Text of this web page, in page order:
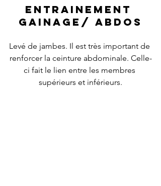
Entrainement
gainage/ abdos
Levé de jambes. Il est très important de
renforcer la ceinture abdominale. Celle-
ci fait le lien entre les membres
supérieurs et inférieurs.